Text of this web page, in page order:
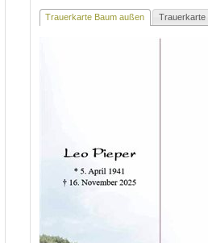
Trauerkarte Baum außen Trauerkarte